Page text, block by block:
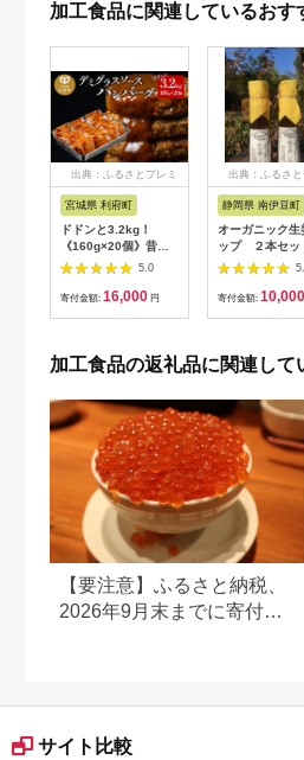
加工食品に関連しているおす
出典：ふるさとプレミ
宮城県 利府町
ドドンと3.2kg！
《160g×20個》昔懐
かしいデミグラスソー
スハンバーグ 肉 洋食
簡単 大容量 湯煎 湯せ
洋食 湯煎 個別包装 小
5.0
寄付金額: 16,000 円
出典：ふるさと
静岡県 南伊豆町
オーガニック生
ップ ２本セッ
レーン） 【 生
康 ジンジャーシ
プ ジンジャー
寄付金額: 10,000
加工食品の返礼品に関連して
【要注意】ふるさと納税、
2026年9月末までに寄付し
サイト比較